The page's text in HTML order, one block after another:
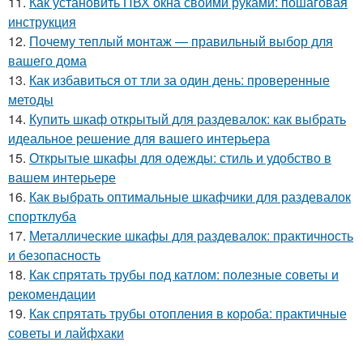
инструкция
12. Почему теплый монтаж — правильный выбор для
вашего дома
13. Как избавиться от тли за один день: проверенные
методы
14. Купить шкаф открытый для раздевалок: как выбрать
идеальное решение для вашего интерьера
15. Открытые шкафы для одежды: стиль и удобство в
вашем интерьере
16. Как выбрать оптимальные шкафчики для раздевалок
спортклуба
17. Металлические шкафы для раздевалок: практичность
и безопасность
18. Как спрятать трубы под катлом: полезные советы и
рекомендации
19. Как спрятать трубы отопления в короба: практичные
советы и лайфхаки